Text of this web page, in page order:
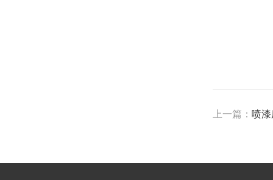
上一篇： 喷